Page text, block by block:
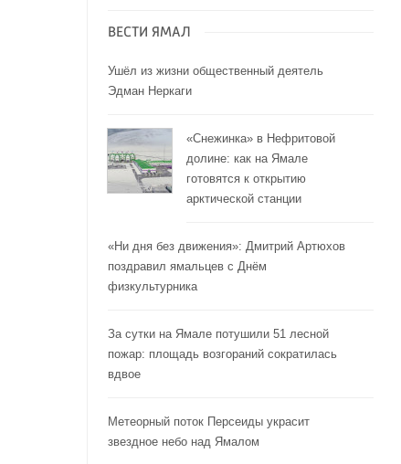
ВЕСТИ ЯМАЛ
Ушёл из жизни общественный деятель
Эдман Неркаги
«Снежинка» в Нефритовой
долине: как на Ямале
готовятся к открытию
арктической станции
«Ни дня без движения»: Дмитрий Артюхов
поздравил ямальцев с Днём
физкультурника
За сутки на Ямале потушили 51 лесной
пожар: площадь возгораний сократилась
вдвое
Метеорный поток Персеиды украсит
звездное небо над Ямалом